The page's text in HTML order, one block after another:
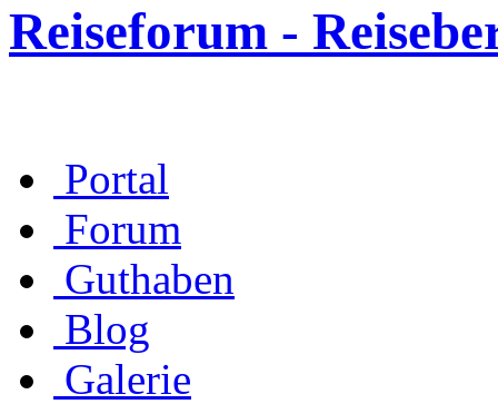
Reiseforum -
Portal
Forum
Guthaben
Blog
Galerie